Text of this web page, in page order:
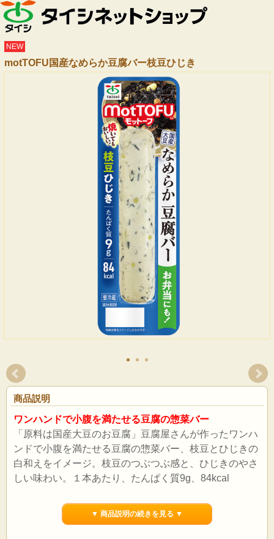
NEW
motTOFU国産なめらか豆腐バー枝豆ひじき
商品説明
ワンハンドで小腹を満たせる豆腐の惣菜バー
「原料は国産大豆のお豆腐」豆腐屋さんが作ったワンハ
ンドで小腹を満たせる豆腐の惣菜バー、枝豆とひじきの
白和えをイメージ。枝豆のつぶつぶ感と、ひじきのやさ
しい味わい。１本あたり、たんぱく質9g、84kcal
▼ 商品説明の続きを見る ▼